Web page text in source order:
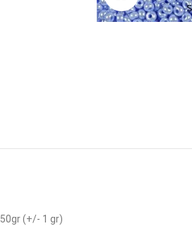
50gr (+/- 1 gr)